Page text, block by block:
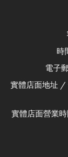
時
電子
實體店面地址 /
實體店面營業